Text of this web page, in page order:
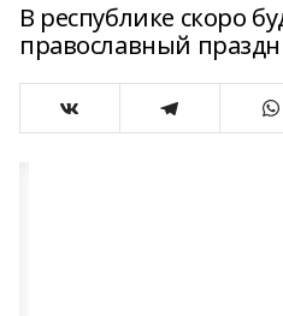
В республике скоро
православный